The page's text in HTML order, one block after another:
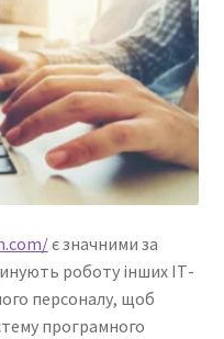
є значними за
роботу інших ІТ-
персоналу, щоб
програмного